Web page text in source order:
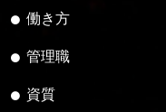
働き方
管理職
資質